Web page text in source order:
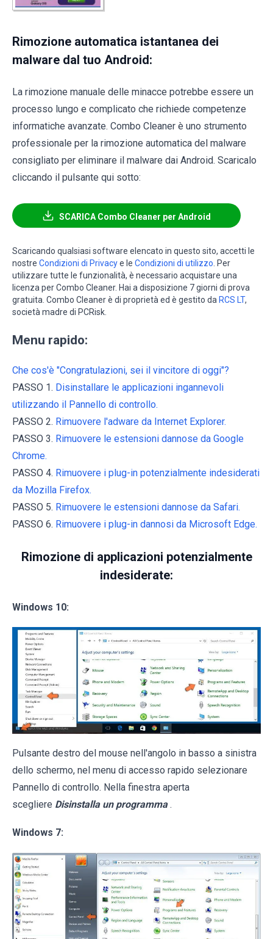
Rimozione automatica istantanea dei
malware dal tuo Android:
La rimozione manuale delle minacce potrebbe essere un
processo lungo e complicato che richiede competenze
informatiche avanzate. Combo Cleaner è uno strumento
professionale per la rimozione automatica del malware
consigliato per eliminare il malware dai Android. Scaricalo
cliccando il pulsante qui sotto:
SCARICA Combo Cleaner per Android
Scaricando qualsiasi software elencato in questo sito, accetti le
nostre Condizioni di Privacye le Condizioni di utilizzo. Per
utilizzare tutte le funzionalità, è necessario acquistare una
licenza per Combo Cleaner. Hai a disposizione 7 giorni di prova
gratuita. Combo Cleaner è di proprietà ed è gestito da RCS LT,
società madre di PCRisk.
Menu rapido:
Che cos'è "Congratulazioni, sei il vincitore di oggi"?
PASSO 1. Disinstallare le applicazioni ingannevoli
utilizzando il Pannello di controllo.
PASSO 2. Rimuovere l'adware da Internet Explorer.
PASSO 3. Rimuovere le estensioni dannose da Google
Chrome.
PASSO 4. Rimuovere i plug-in potenzialmente indesiderati
da Mozilla Firefox.
PASSO 5. Rimuovere le estensioni dannose da Safari.
PASSO 6. Rimuovere i plug-in dannosi da Microsoft Edge.
Rimozione di applicazioni potenzialmente
indesiderate:
Windows 10:
Pulsante destro del mouse nell'angolo in basso a sinistra
dello schermo, nel menu di accesso rapido selezionare
Pannello di controllo. Nella finestra aperta
scegliere Disinstalla un programma .
Windows 7: